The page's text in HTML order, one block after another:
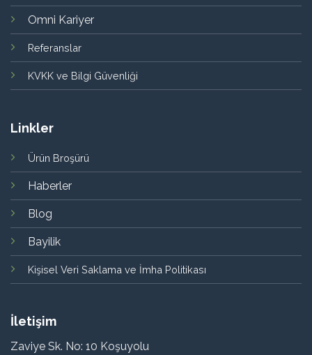
Omni Kariyer
Referanslar
KVKK ve Bilgi Güvenliği
Linkler
Ürün Broşürü
Haberler
Blog
Bayilik
Kişisel Veri Saklama ve İmha Politikası
İletişim
Zaviye Sk. No: 10 Koşuyolu